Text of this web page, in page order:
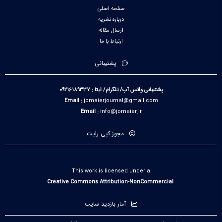
صفحه اصلی
درباره نشریه
ارسال مقاله
ارتباط با ما
پشتیبانی
پشتیبانی واتس آپ/ تلگرام/ ایتا : 09216189337
Email :jomaierjournal@gmail.com
Email :info@jomaier.ir
مجوز کپی رایت
This work is licensed under a
آمار بازدید سایت